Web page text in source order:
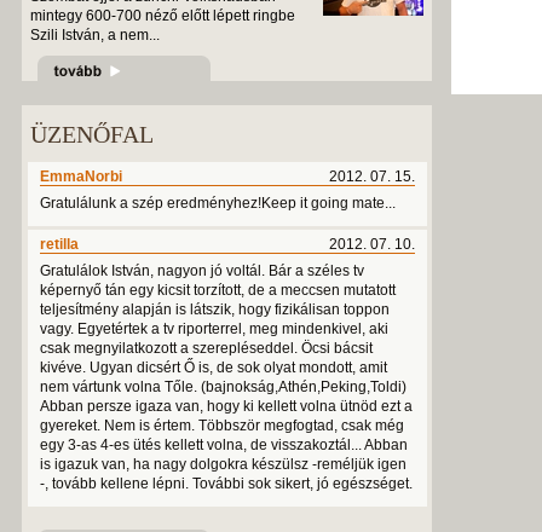
mintegy 600-700 néző előtt lépett ringbe
Szili István, a nem...
ÜZENŐFAL
2012. 07. 15.
EmmaNorbi
Gratulálunk a szép eredményhez!Keep it going mate...
2012. 07. 10.
retilla
Gratulálok István, nagyon jó voltál. Bár a széles tv
képernyő tán egy kicsit torzított, de a meccsen mutatott
teljesítmény alapján is látszik, hogy fizikálisan toppon
vagy. Egyetértek a tv riporterrel, meg mindenkivel, aki
csak megnyilatkozott a szerepléseddel. Öcsi bácsit
kivéve. Ugyan dicsért Ő is, de sok olyat mondott, amit
nem vártunk volna Tőle. (bajnokság,Athén,Peking,Toldi)
Abban persze igaza van, hogy ki kellett volna ütnöd ezt a
gyereket. Nem is értem. Többször megfogtad, csak még
egy 3-as 4-es ütés kellett volna, de visszakoztál... Abban
is igazuk van, ha nagy dolgokra készülsz -reméljük igen
-, tovább kellene lépni. További sok sikert, jó egészséget.